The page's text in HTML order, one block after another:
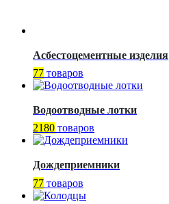
Асбестоцементные изделия
77 товаров
Водоотводные лотки
2180 товаров
Дождеприемники
77 товаров